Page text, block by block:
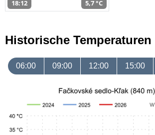
18:12 5,7 °C
Historische Temperaturen
06:00 09:00 12:00 15:00